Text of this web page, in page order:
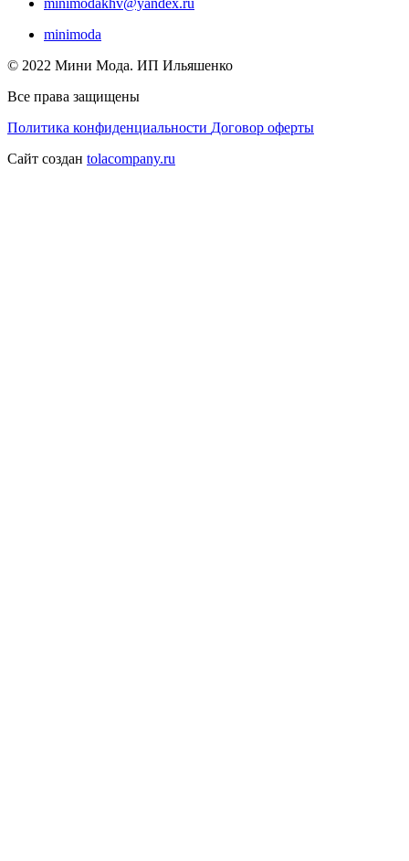
minimodakhv@yandex.ru
minimoda
© 2022 Мини Мода. ИП Ильяшенко
Все права защищены
Политика конфиденциальности Договор оферты
Сайт создан tolacompany.ru